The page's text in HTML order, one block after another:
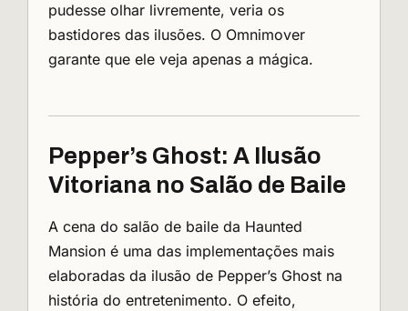
pudesse olhar livremente, veria os
bastidores das ilusões. O Omnimover
garante que ele veja apenas a mágica.
Pepper’s Ghost: A Ilusão
Vitoriana no Salão de Baile
A cena do salão de baile da Haunted
Mansion é uma das implementações mais
elaboradas da ilusão de Pepper’s Ghost na
história do entretenimento. O efeito,